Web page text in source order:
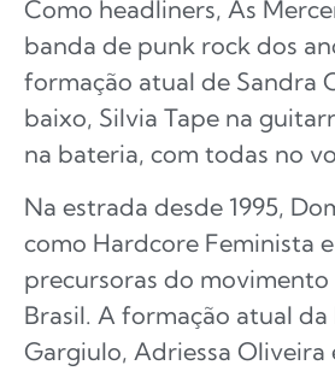
Como headliners, As
banda de punk rock dos
formação atual de Sandra
baixo, Silvia Tape na
na bateria, com todas no
Na estrada desde 1995,
como Hardcore Feminista
precursoras do
Brasil. A formação atual da
Gargiulo, Adriessa